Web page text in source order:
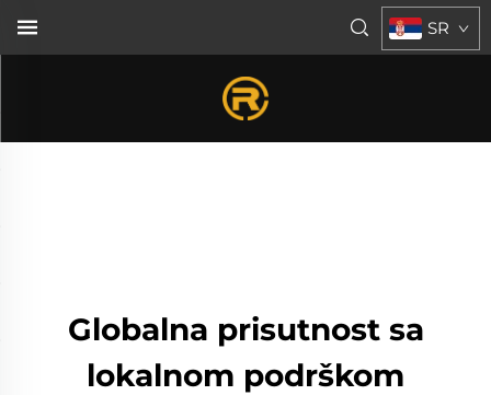
SR
Globalna prisutnost sa
lokalnom podrškom